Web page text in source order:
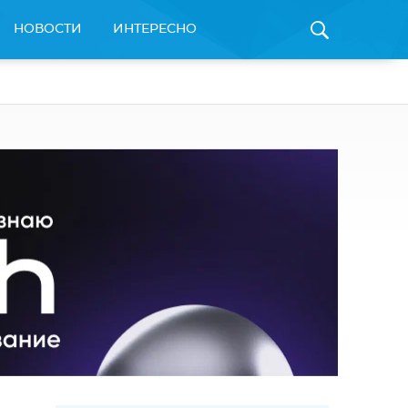
НОВОСТИ ИНТЕРЕСНО